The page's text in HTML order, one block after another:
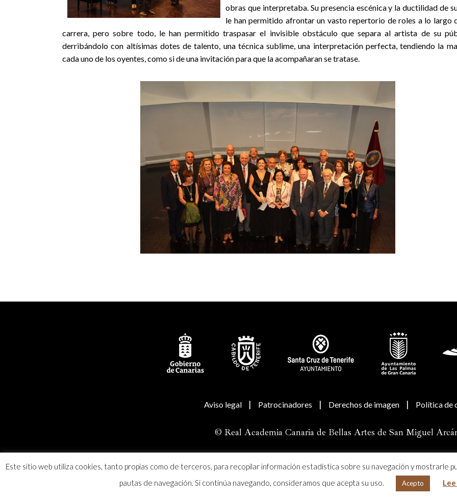
obras que interpretaba. Su presencia escénica y la ductilidad de
le han permitido afrontar un vasto repertorio de roles a lo largo
carrera, pero sobre todo, le han permitido traspasar el invisible obstáculo que separa al artista de su
derribándolo con altísimas dotes de talento, una técnica sublime, una interpretación perfecta, tendiendo la
cada uno de los oyentes, como si de una invitación para que la acompañaran se tratase.
Aviso legal | Patrocinadores | Derechos de imagen | Política de
© Real Academia Canaria de Bellas Artes de San Miguel
Este sitio web utiliza cookies, tanto propias como de terceros, para recopilar información estadística sobre su navegación y mostrarle
pautas de navegación. Si continúa navegando, consideramos que acepta su uso.
Acepto